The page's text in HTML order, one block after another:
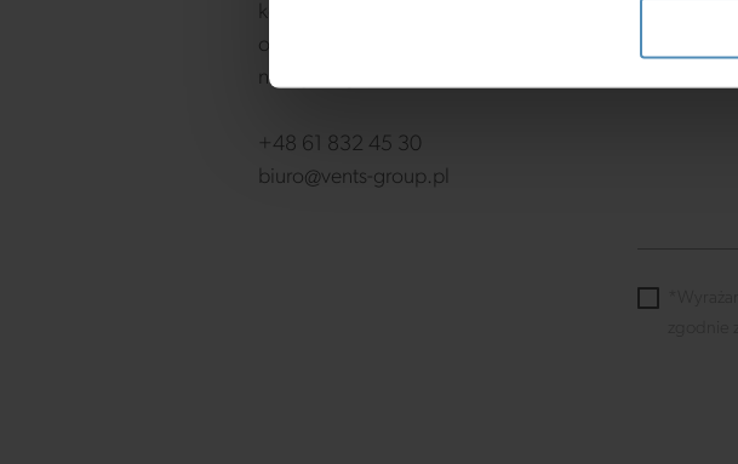
kontaktowy, a postaramy się
odpowiedzieć na Twoją wiadomość jak
najszybciej.
+48 61 832 45 30
biuro@vents-group.pl